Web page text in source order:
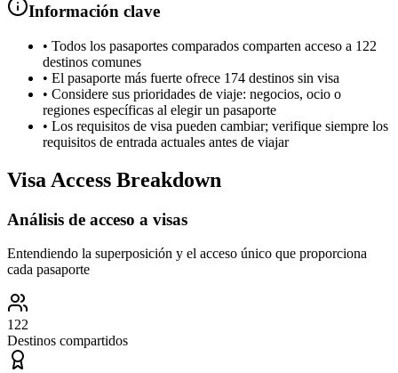
Información clave
• Todos los pasaportes comparados comparten acceso a 122
destinos comunes
• El pasaporte más fuerte ofrece 174 destinos sin visa
• Considere sus prioridades de viaje: negocios, ocio o
regiones específicas al elegir un pasaporte
• Los requisitos de visa pueden cambiar; verifique siempre los
requisitos de entrada actuales antes de viajar
Visa Access Breakdown
Análisis de acceso a visas
Entendiendo la superposición y el acceso único que proporciona
cada pasaporte
122
Destinos compartidos